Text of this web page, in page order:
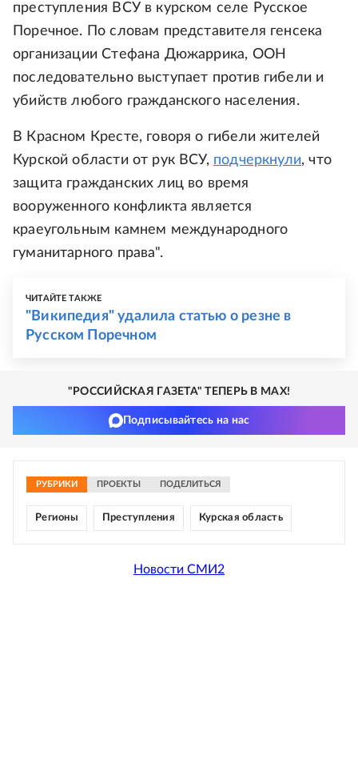
преступления ВСУ в курском селе Русское
Поречное. По словам представителя генсека
организации Стефана Дюжаррика, ООН
последовательно выступает против гибели и
убийств любого гражданского населения.
В Красном Кресте, говоря о гибели жителей
Курской области от рук ВСУ, подчеркнули, что
защита гражданских лиц во время
вооруженного конфликта является
краеугольным камнем международного
гуманитарного права".
ЧИТАЙТЕ ТАКЖЕ
"Википедия" удалила статью о резне в
Русском Поречном
"РОССИЙСКАЯ ГАЗЕТА" ТЕПЕРЬ В MAX!
Подписывайтесь на нас
РУБРИКИ ПРОЕКТЫ ПОДЕЛИТЬСЯ
Регионы Преступления Курская область
Новости СМИ2